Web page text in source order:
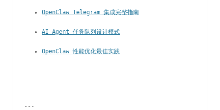
OpenClaw Telegram 集成完整指南
AI Agent 任务队列设计模式
OpenClaw 性能优化最佳实践
---